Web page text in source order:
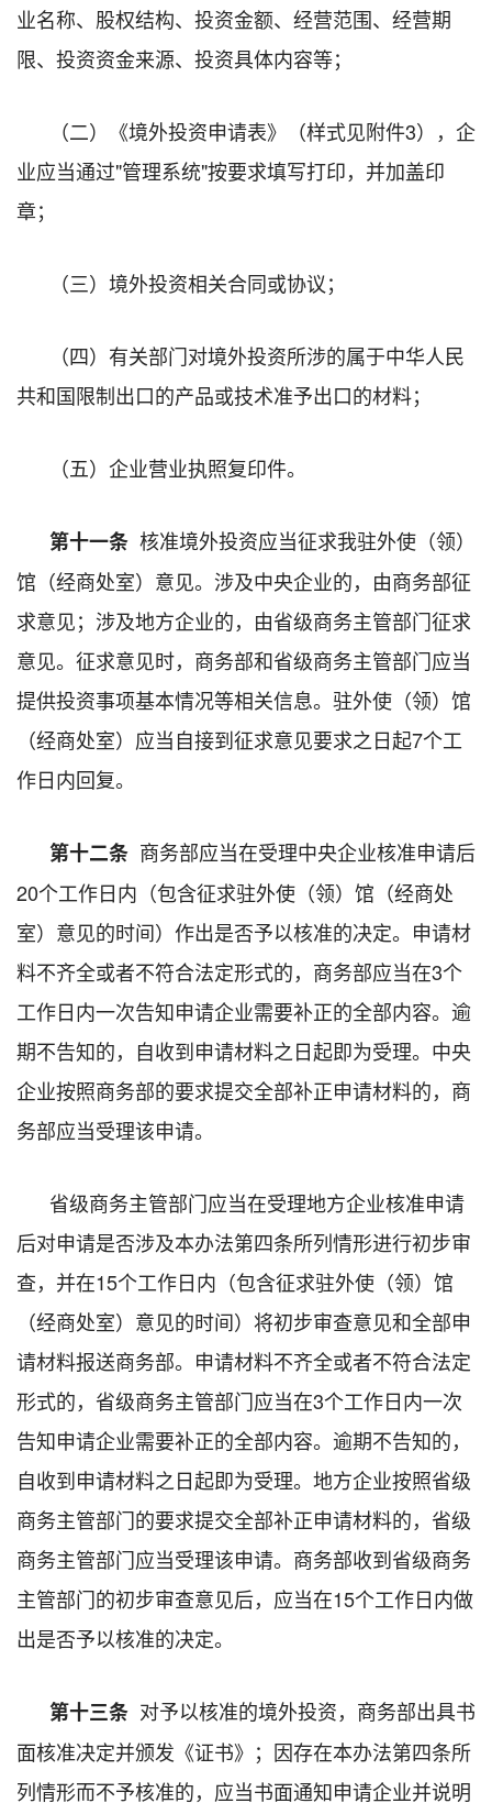
业名称、股权结构、投资金额、经营范围、经营期
限、投资资金来源、投资具体内容等；
（二）《境外投资申请表》（样式见附件3），企
业应当通过"管理系统"按要求填写打印，并加盖印
章；
（三）境外投资相关合同或协议；
（四）有关部门对境外投资所涉的属于中华人民
共和国限制出口的产品或技术准予出口的材料；
（五）企业营业执照复印件。
第十一条 核准境外投资应当征求我驻外使（领）
馆（经商处室）意见。涉及中央企业的，由商务部征
求意见；涉及地方企业的，由省级商务主管部门征求
意见。征求意见时，商务部和省级商务主管部门应当
提供投资事项基本情况等相关信息。驻外使（领）馆
（经商处室）应当自接到征求意见要求之日起7个工
作日内回复。
第十二条 商务部应当在受理中央企业核准申请后
20个工作日内（包含征求驻外使（领）馆（经商处
室）意见的时间）作出是否予以核准的决定。申请材
料不齐全或者不符合法定形式的，商务部应当在3个
工作日内一次告知申请企业需要补正的全部内容。逾
期不告知的，自收到申请材料之日起即为受理。中央
企业按照商务部的要求提交全部补正申请材料的，商
务部应当受理该申请。
省级商务主管部门应当在受理地方企业核准申请
后对申请是否涉及本办法第四条所列情形进行初步审
查，并在15个工作日内（包含征求驻外使（领）馆
（经商处室）意见的时间）将初步审查意见和全部申
请材料报送商务部。申请材料不齐全或者不符合法定
形式的，省级商务主管部门应当在3个工作日内一次
告知申请企业需要补正的全部内容。逾期不告知的，
自收到申请材料之日起即为受理。地方企业按照省级
商务主管部门的要求提交全部补正申请材料的，省级
商务主管部门应当受理该申请。商务部收到省级商务
主管部门的初步审查意见后，应当在15个工作日内做
出是否予以核准的决定。
第十三条 对予以核准的境外投资，商务部出具书
面核准决定并颁发《证书》；因存在本办法第四条所
列情形而不予核准的，应当书面通知申请企业并说明